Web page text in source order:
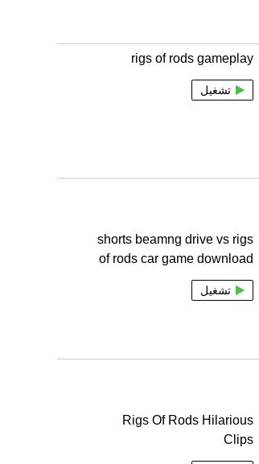
rigs of rods gameplay
تشغيل
shorts beamng drive vs rigs
of rods car game download
تشغيل
Rigs Of Rods Hilarious
Clips